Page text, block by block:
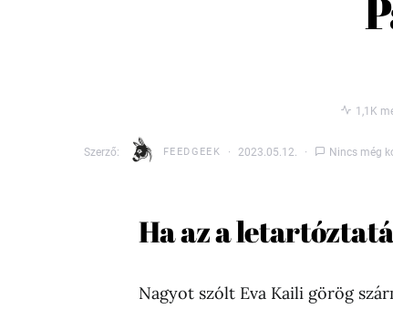
1,1K
Szerző: FEEDGEEK 2023.05.12. Nincs még
Ha az a
Nagyot szólt Eva Kaili görög